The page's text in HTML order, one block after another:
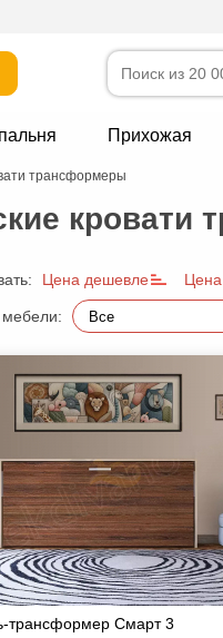
Прихожая
трансформеры
кровати
Цена дешевле
трансформер Смарт 3